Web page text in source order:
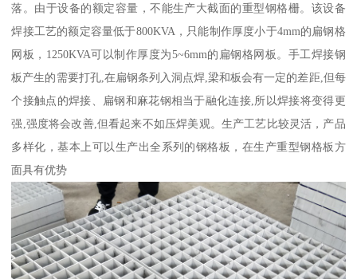
落。由于设备的额定容量，不能生产大截面的重型钢格栅。该设备
焊接工艺的额定容量低于800KVA，只能制作厚度小于4mm的扁钢格
网板，1250KVA可以制作厚度为5~6mm的扁钢格网板。手工焊接钢
板产生的需要打孔,在扁钢条列入洞点焊,梁和板会有一定的差距,但每
个接触点的焊接、扁钢和麻花钢相当于融化连接,所以焊接将变得更
强,强度将会改善,但看起来不如压焊美观。生产工艺比较灵活，产品
多样化，基本上可以生产出全系列的钢格板，在生产重型钢格板方
面具有优势